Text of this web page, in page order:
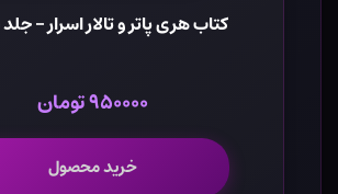
کتاب هری پاتر و تالار اسرار -
۹۵۰۰۰۰ تومان
خرید محصول